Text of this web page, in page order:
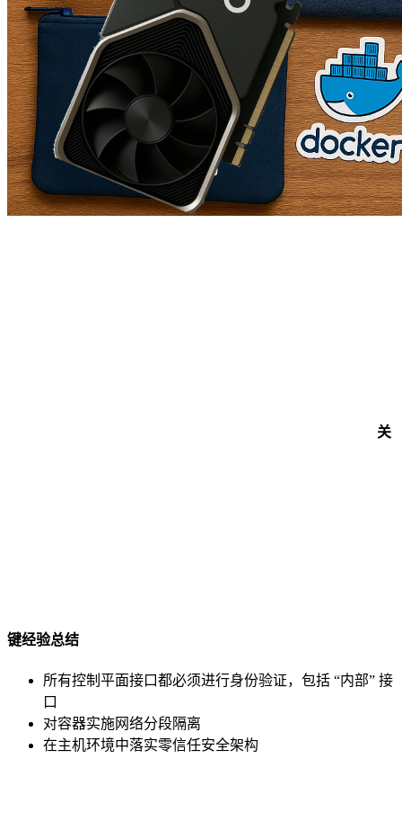
关
键经验总结
所有控制平面接口都必须进行身份验证，包括 “内部” 接
口
对容器实施网络分段隔离
在主机环境中落实零信任安全架构